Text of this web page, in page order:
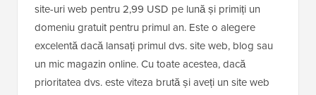
site-uri web pentru 2,99 USD pe lună și primiți un
domeniu gratuit pentru primul an. Este o alegere
excelentă dacă lansați primul dvs. site web, blog sau
un mic magazin online. Cu toate acestea, dacă
prioritatea dvs. este viteza brută și aveți un site web